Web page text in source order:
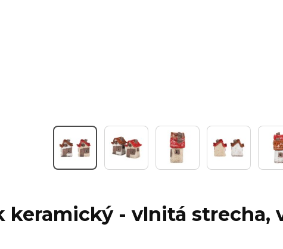
keramický - vlnitá strecha,